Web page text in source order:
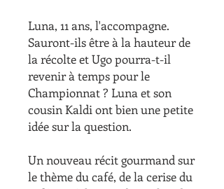
Luna, 11 ans, l'accompagne.
Sauront-ils être à la hauteur de
la récolte et Ugo pourra-t-il
revenir à temps pour le
Championnat ? Luna et son
cousin Kaldi ont bien une petite
idée sur la question.
Un nouveau récit gourmand sur
le thème du café, de la cerise du